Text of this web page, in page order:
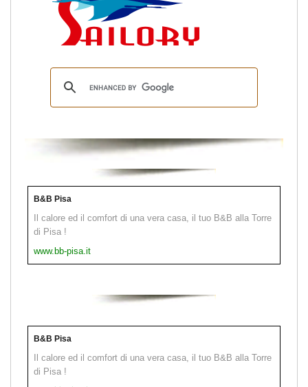
B&B Pisa
Il calore ed il comfort di una vera casa, il tuo B&B alla Torre
di Pisa !
www.bb-pisa.it
B&B Pisa
Il calore ed il comfort di una vera casa, il tuo B&B alla Torre
di Pisa !